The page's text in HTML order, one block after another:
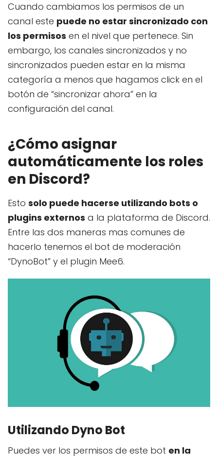
Cuando cambiamos los permisos de un
canal este puede no estar sincronizado con
los permisos en el nivel que pertenece. Sin
embargo, los canales sincronizados y no
sincronizados pueden estar en la misma
categoría a menos que hagamos click en el
botón de “sincronizar ahora” en la
configuración del canal.
¿Cómo asignar
automáticamente los roles
en Discord?
Esto solo puede hacerse utilizando bots o
plugins externos a la plataforma de Discord.
Entre las dos maneras mas comunes de
hacerlo tenemos el bot de moderación
“DynoBot” y el plugin Mee6.
Utilizando Dyno Bot
Puedes ver los permisos de este bot en la